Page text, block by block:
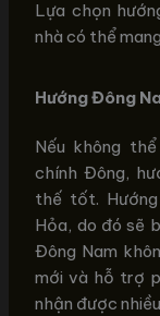
Lựa chọn
nhà có thể
Hướng Đông
Nếu không
chính Đông,
thế tốt.
Hỏa, do đó sẽ
Đông Nam
mới và hỗ trợ
nhận được